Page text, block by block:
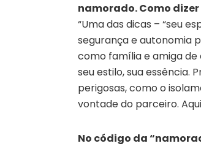
namorado. Como
“Uma das dicas – “seu
segurança e autonomia
como família e amiga de
seu estilo, sua essência.
perigosas, como o
vontade do parceiro.
No código da